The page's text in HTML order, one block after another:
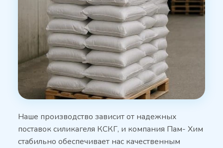
Наше производство зависит от надежных
поставок силикагеля КСКГ, и компания Пам- Хим
стабильно обеспечивает нас качественным